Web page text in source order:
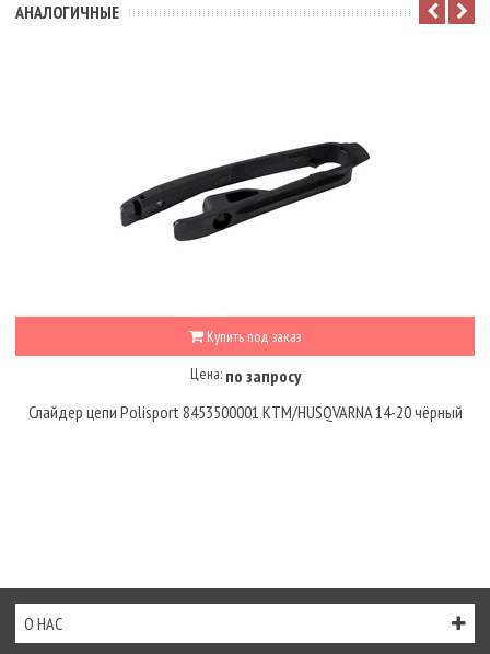
АНАЛОГИЧНЫЕ
Купить под заказ
Цена: по запросу
Слайдер цепи Polisport 8453500001 KTM/HUSQVARNA 14-20 чёрный
О НАС